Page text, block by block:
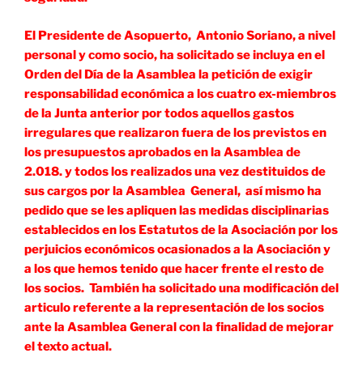
El Presidente de Asopuerto, Antonio Soriano, a nivel
personal y como socio, ha solicitado se incluya en el
Orden del Día de la Asamblea la petición de exigir
responsabilidad económica a los cuatro ex-miembros
de la Junta anterior por todos aquellos gastos
irregulares que realizaron fuera de los previstos en
los presupuestos aprobados en la Asamblea de
2.018. y todos los realizados una vez destituidos de
sus cargos por la Asamblea General, así mismo ha
pedido que se les apliquen las medidas disciplinarias
establecidos en los Estatutos de la Asociación por los
perjuicios económicos ocasionados a la Asociación y
a los que hemos tenido que hacer frente el resto de
los socios. También ha solicitado una modificación del
articulo referente a la representación de los socios
ante la Asamblea General con la finalidad de mejorar
el texto actual.